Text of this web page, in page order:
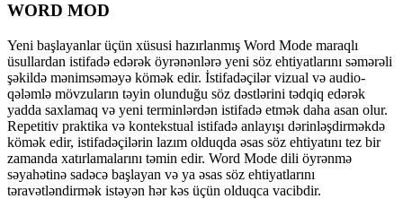
WORD MOD
Yeni başlayanlar üçün xüsusi hazırlanmış Word Mode maraqlı
üsullardan istifadə edərək öyrənənlərə yeni söz ehtiyatlarını səmərəli
şəkildə mənimsəməyə kömək edir. İstifadəçilər vizual və audio-
qələmlə mövzuların təyin olunduğu söz dəstlərini tədqiq edərək
yadda saxlamaq və yeni terminlərdən istifadə etmək daha asan olur.
Repetitiv praktika və kontekstual istifadə anlayışı dərinləşdirməkdə
kömək edir, istifadəçilərin lazım olduqda əsas söz ehtiyatını tez bir
zamanda xatırlamalarını təmin edir. Word Mode dili öyrənmə
səyahətinə sadəcə başlayan və ya əsas söz ehtiyatlarını
təravətləndirmək istəyən hər kəs üçün olduqca vacibdir.